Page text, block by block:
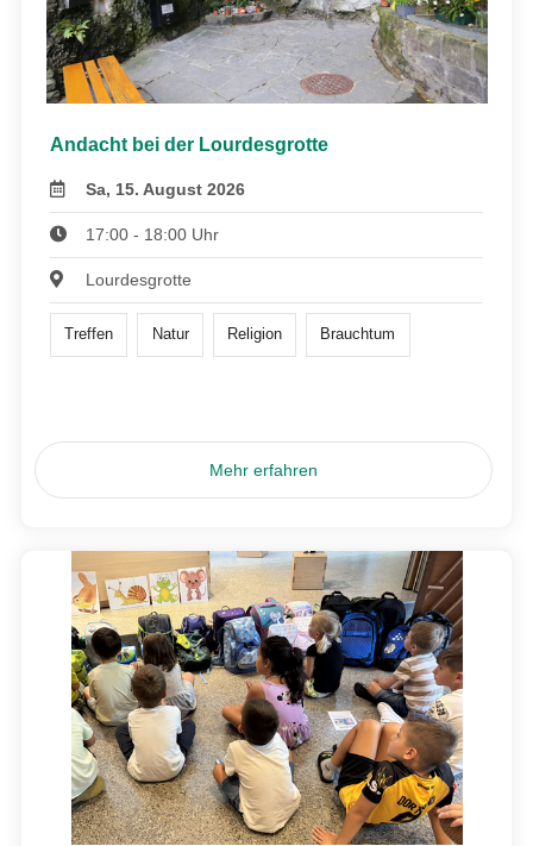
Andacht bei der Lourdesgrotte
Sa, 15. August 2026
17:00 - 18:00 Uhr
Lourdesgrotte
Treffen Natur Religion Brauchtum
Mehr erfahren